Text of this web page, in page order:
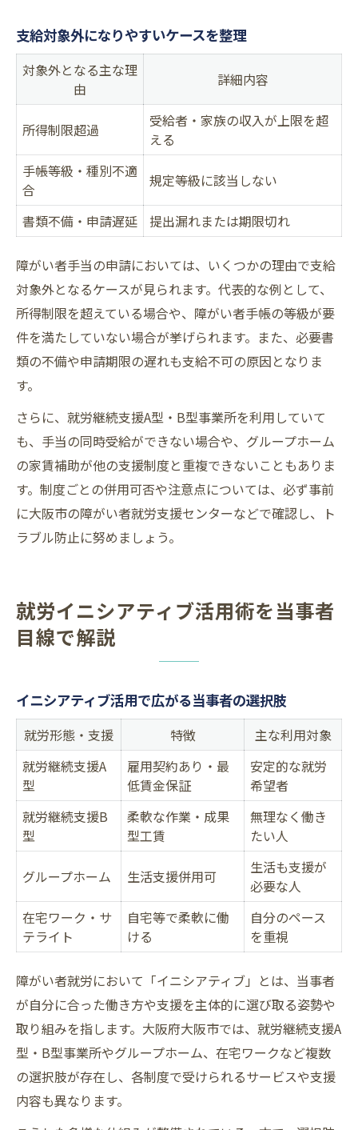
支給対象外になりやすいケースを整理
対象外となる主な理
由
詳細内容
所得制限超過
受給者・家族の収入が上限を超
える
手帳等級・種別不適
合
規定等級に該当しない
書類不備・申請遅延 提出漏れまたは期限切れ
障がい者手当の申請においては、いくつかの理由で支給
対象外となるケースが見られます。代表的な例として、
所得制限を超えている場合や、障がい者手帳の等級が要
件を満たしていない場合が挙げられます。また、必要書
類の不備や申請期限の遅れも支給不可の原因となりま
す。
さらに、就労継続支援A型・B型事業所を利用していて
も、手当の同時受給ができない場合や、グループホーム
の家賃補助が他の支援制度と重複できないこともありま
す。制度ごとの併用可否や注意点については、必ず事前
に大阪市の障がい者就労支援センターなどで確認し、ト
ラブル防止に努めましょう。
就労イニシアティブ活用術を当事者
目線で解説
イニシアティブ活用で広がる当事者の選択肢
就労形態・支援 特徴
主な利用対象
就労継続支援A
型
雇用契約あり・最
低賃金保証
安定的な就労
希望者
就労継続支援B
型
柔軟な作業・成果
型工賃
無理なく働き
たい人
グループホーム 生活支援併用可
生活も支援が
必要な人
在宅ワーク・サ
テライト
自宅等で柔軟に働
ける
自分のペース
を重視
障がい者就労において「イニシアティブ」とは、当事者
が自分に合った働き方や支援を主体的に選び取る姿勢や
取り組みを指します。大阪府大阪市では、就労継続支援A
型・B型事業所やグループホーム、在宅ワークなど複数
の選択肢が存在し、各制度で受けられるサービスや支援
内容も異なります。